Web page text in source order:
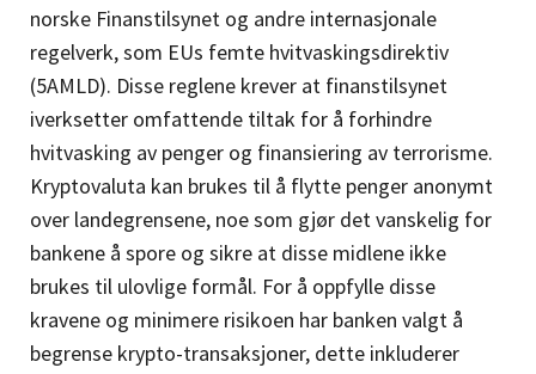
norske Finanstilsynet og andre internasjonale
regelverk, som EUs femte hvitvaskingsdirektiv
(5AMLD). Disse reglene krever at finanstilsynet
iverksetter omfattende tiltak for å forhindre
hvitvasking av penger og finansiering av terrorisme.
Kryptovaluta kan brukes til å flytte penger anonymt
over landegrensene, noe som gjør det vanskelig for
bankene å spore og sikre at disse midlene ikke
brukes til ulovlige formål. For å oppfylle disse
kravene og minimere risikoen har banken valgt å
begrense krypto-transaksjoner, dette inkluderer